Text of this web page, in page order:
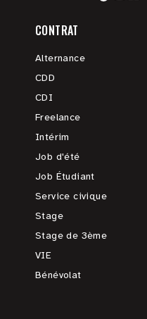
CONTRAT
Alternance
CDD
CDI
Freelance
Intérim
Job d'été
Job Étudiant
Service civique
Stage
Stage de 3ème
VIE
Bénévolat